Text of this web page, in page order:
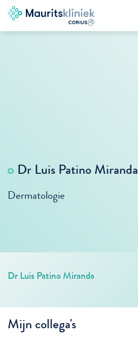
Dr Luis Patino Miranda
Dermatologie
Dr Luis Patino Miranda
Mijn collega's